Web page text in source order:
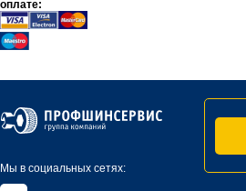
оплате:
Мы в социальных сетях: